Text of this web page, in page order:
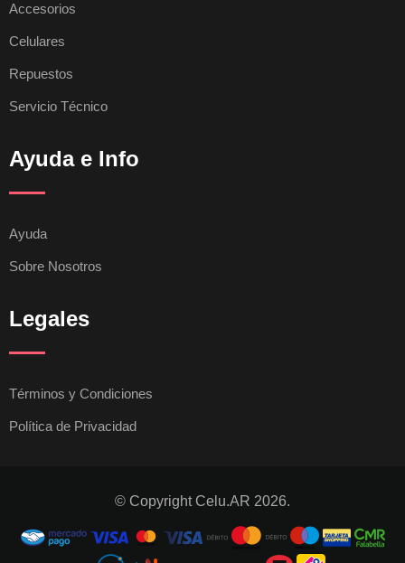
Accesorios
Celulares
Repuestos
Servicio Técnico
Ayuda e Info
Ayuda
Sobre Nosotros
Legales
Términos y Condiciones
Política de Privacidad
© Copyright Celu.AR 2026.